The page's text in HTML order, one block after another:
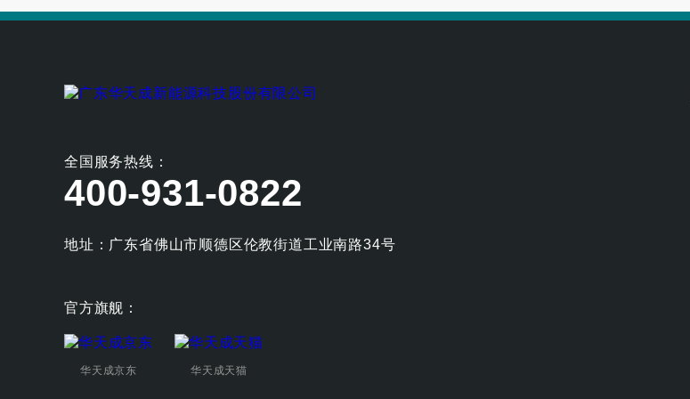
全国服务热线：
400-931-0822
地址：广东省佛山市顺德区伦教街道工业南路34号
官方旗舰：
华天成京东 华天成天猫